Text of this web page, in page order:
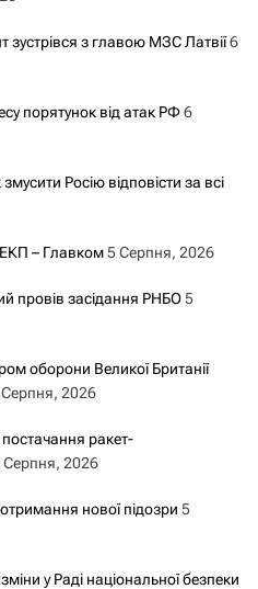
зустрівся з главою МЗС Латвії6
порятунок від атак РФ6
Росію відповісти за всі
– Главком5 Серпня, 2026
провів засідання РНБО5
оборони Великої Британії
2026
ракет-
Серпня, 2026
нової підозри 5
у Раді національної безпеки